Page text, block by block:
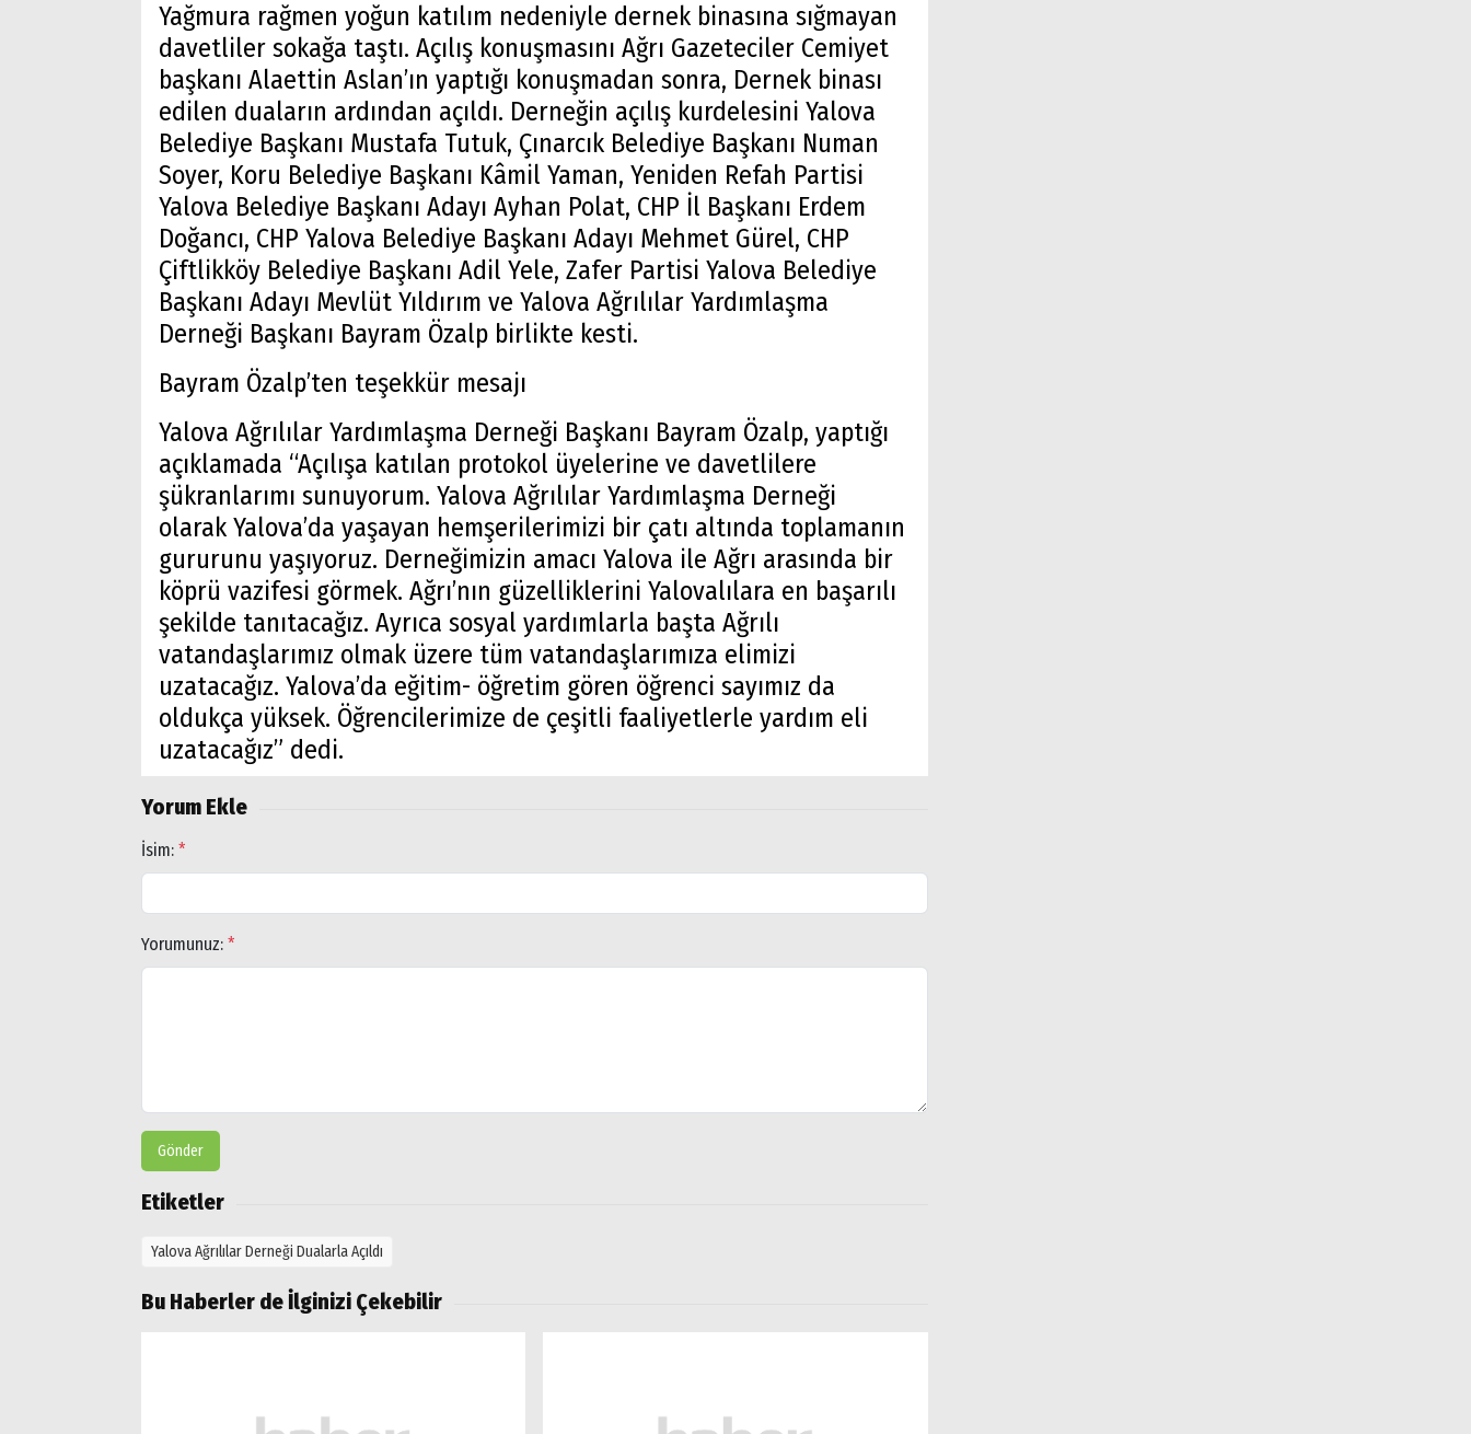
Yağmura rağmen yoğun katılım nedeniyle dernek binasına sığmayan
davetliler sokağa taştı. Açılış konuşmasını Ağrı Gazeteciler Cemiyet
başkanı Alaettin Aslan’ın yaptığı konuşmadan sonra, Dernek binası
edilen duaların ardından açıldı. Derneğin açılış kurdelesini Yalova
Belediye Başkanı Mustafa Tutuk, Çınarcık Belediye Başkanı Numan
Soyer, Koru Belediye Başkanı Kâmil Yaman, Yeniden Refah Partisi
Yalova Belediye Başkanı Adayı Ayhan Polat, CHP İl Başkanı Erdem
Doğancı, CHP Yalova Belediye Başkanı Adayı Mehmet Gürel, CHP
Çiftlikköy Belediye Başkanı Adil Yele, Zafer Partisi Yalova Belediye
Başkanı Adayı Mevlüt Yıldırım ve Yalova Ağrılılar Yardımlaşma
Derneği Başkanı Bayram Özalp birlikte kesti.
Bayram Özalp’ten teşekkür mesajı
Yalova Ağrılılar Yardımlaşma Derneği Başkanı Bayram Özalp, yaptığı
açıklamada “Açılışa katılan protokol üyelerine ve davetlilere
şükranlarımı sunuyorum. Yalova Ağrılılar Yardımlaşma Derneği
olarak Yalova’da yaşayan hemşerilerimizi bir çatı altında toplamanın
gururunu yaşıyoruz. Derneğimizin amacı Yalova ile Ağrı arasında bir
köprü vazifesi görmek. Ağrı’nın güzelliklerini Yalovalılara en başarılı
şekilde tanıtacağız. Ayrıca sosyal yardımlarla başta Ağrılı
vatandaşlarımız olmak üzere tüm vatandaşlarımıza elimizi
uzatacağız. Yalova’da eğitim- öğretim gören öğrenci sayımız da
oldukça yüksek. Öğrencilerimize de çeşitli faaliyetlerle yardım eli
uzatacağız” dedi.
Yorum Ekle
İsim: *
Yorumunuz: *
Gönder
Etiketler
Yalova Ağrılılar Derneği Dualarla Açıldı
Bu Haberler de İlginizi Çekebilir